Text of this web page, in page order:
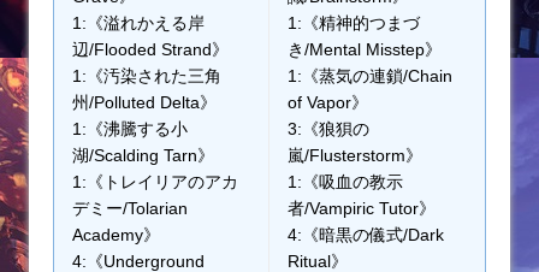
1:《溢れかえる岸
辺/Flooded Strand》
1:《汚染された三角
州/Polluted Delta》
1:《沸騰する小
湖/Scalding Tarn》
1:《トレイリアのアカ
デミー/Tolarian
Academy》
4:《Underground
1:《精神的つまづ
き/Mental Misstep》
1:《蒸気の連鎖/Chain
of Vapor》
3:《狼狽の
嵐/Flusterstorm》
1:《吸血の教示
者/Vampiric Tutor》
4:《暗黒の儀式/Dark
Ritual》